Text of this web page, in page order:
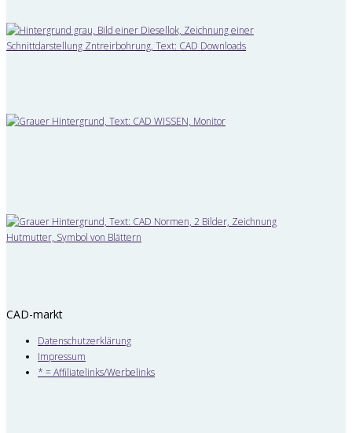
CAD-markt
Datenschutzerklärung
Impressum
* = Affiliatelinks/Werbelinks